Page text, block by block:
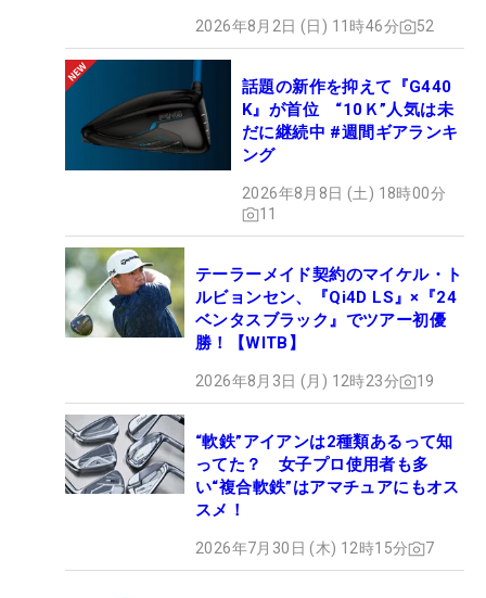
2026年8月2日 (日) 11時46分 52
話題の新作を抑えて『G440
K』が首位 “10Ｋ”人気は未
だに継続中 #週間ギアランキ
ング
2026年8月8日 (土) 18時00分
11
テーラーメイド契約のマイケル・ト
ルビョンセン、『Qi4D LS』×『24
ベンタスブラック』でツアー初優
勝！【WITB】
2026年8月3日 (月) 12時23分 19
“軟鉄”アイアンは2種類あるって知
ってた？ 女子プロ使用者も多
い“複合軟鉄”はアマチュアにもオス
スメ！
2026年7月30日 (木) 12時15分 7